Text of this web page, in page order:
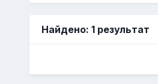
Найдено: 1 результат